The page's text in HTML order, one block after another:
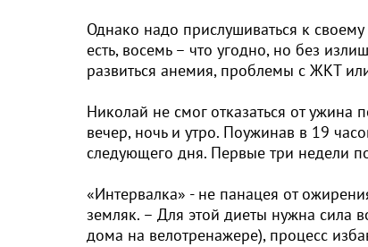
Однако надо прислушиваться к
есть, восемь – что угодно, но без
развиться анемия, проблемы с ЖКТ
Николай не смог отказаться от ужина
вечер, ночь и утро. Поужинав в 19
следующего дня. Первые три недели
«Интервалка» - не панацея от
земляк. – Для этой диеты нужна сила
дома на велотренажере), процесс